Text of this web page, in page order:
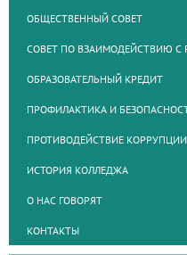
ОБЩЕСТВЕННЫЙ СОВЕТ
СОВЕТ ПО ВЗАИМОДЕЙСТВИЮ С
ОБРАЗОВАТЕЛЬНЫЙ КРЕДИТ
ПРОФИЛАКТИКА И
ПРОТИВОДЕЙСТВИЕ КОРРУПЦИИ
ИСТОРИЯ КОЛЛЕДЖА
О НАС ГОВОРЯТ
КОНТАКТЫ